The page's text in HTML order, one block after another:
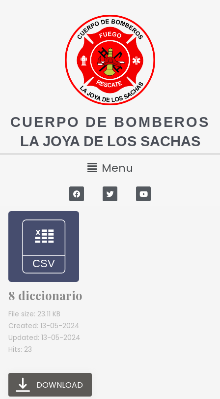
CUERPO DE BOMBEROS
LA JOYA DE LOS SACHAS
Menu
8 diccionario
File size: 23.11 KB
Created: 13-05-2024
Updated: 13-05-2024
Hits: 23
DOWNLOAD